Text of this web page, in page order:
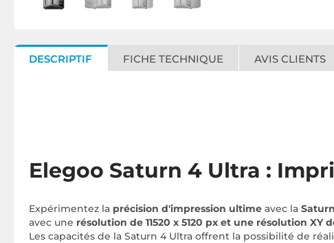
DESCRIPTIF FICHE TECHNIQUE AVIS CLIENTS
Elegoo Saturn 4 Ultra :
Expérimentez la précision d'impression ultime avec la
avec une résolution de 11520 x 5120 px et une résolution XY
Les capacités de la Saturn 4 Ultra offrent la possibilité de